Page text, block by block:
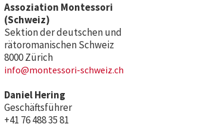
Assoziation Montessori
(Schweiz)
Sektion der deutschen und
rätoromanischen Schweiz
8000 Zürich
info@montessori-schweiz.ch
Daniel Hering
Geschäftsführer
+41 76 488 35 81